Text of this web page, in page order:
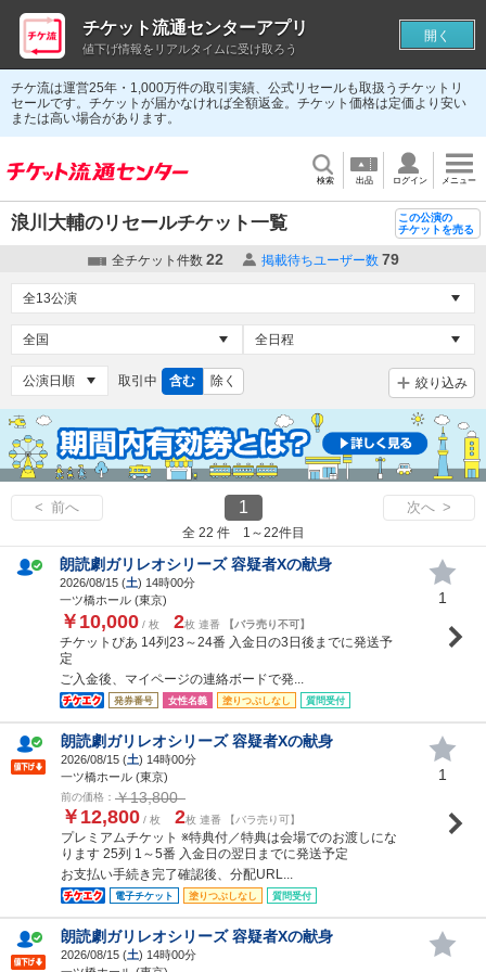
チケ流は運営25年・1,000万件の取引実績、公式リセールも取扱うチケットリ
セールです。チケットが届かなければ全額返金。チケット価格は定価より安い
または高い場合があります。
検索 出品 ログイン メニュー
浪川大輔のリセールチケット一覧
この公演の
チケットを売る
全チケット件数 22 掲載待ちユーザー数 79
取引中 含む 除く 絞り込み
< 前へ 1 次へ >
全 22 件 1～22件目
朗読劇ガリレオシリーズ 容疑者Xの献身
2026/08/15 (土) 14時00分
一ツ橋ホール (東京)
￥10,000 / 枚 2枚 連番 【バラ売り不可】
チケットぴあ 14列23～24番 入金日の3日後までに発送予
定
ご入金後、マイページの連絡ボードで発...
発券番号 女性名義 塗りつぶしなし 質問受付
1
朗読劇ガリレオシリーズ 容疑者Xの献身
2026/08/15 (土) 14時00分
一ツ橋ホール (東京)
前の価格： ￥13,800
￥12,800 / 枚 2枚 連番 【バラ売り可】
プレミアムチケット ※特典付／特典は会場でのお渡しにな
ります 25列 1～5番 入金日の翌日までに発送予定
お支払い手続き完了確認後、分配URL...
電子チケット 塗りつぶしなし 質問受付
1
朗読劇ガリレオシリーズ 容疑者Xの献身
2026/08/15 (土) 14時00分
チケット流通センターアプリ
値下げ情報をリアルタイムに受け取ろう
開く